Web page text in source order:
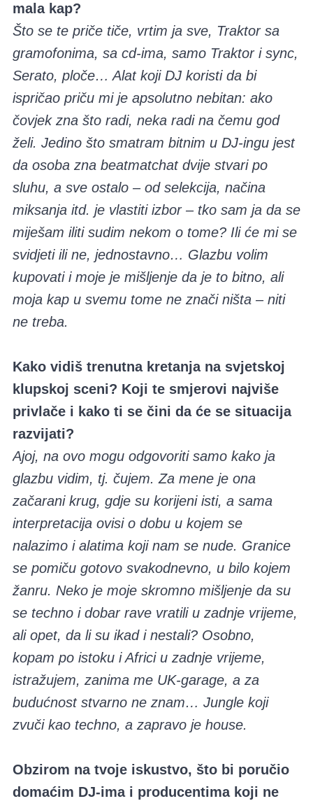
mala kap?
Što se te priče tiče, vrtim ja sve, Traktor sa
gramofonima, sa cd-ima, samo Traktor i sync,
Serato, ploče… Alat koji DJ koristi da bi
ispričao priču mi je apsolutno nebitan: ako
čovjek zna što radi, neka radi na čemu god
želi. Jedino što smatram bitnim u DJ-ingu jest
da osoba zna beatmatchat dvije stvari po
sluhu, a sve ostalo – od selekcija, načina
miksanja itd. je vlastiti izbor – tko sam ja da se
miješam iliti sudim nekom o tome? Ili će mi se
svidjeti ili ne, jednostavno… Glazbu volim
kupovati i moje je mišljenje da je to bitno, ali
moja kap u svemu tome ne znači ništa – niti
ne treba.
Kako vidiš trenutna kretanja na svjetskoj
klupskoj sceni? Koji te smjerovi najviše
privlače i kako ti se čini da će se situacija
razvijati?
Ajoj, na ovo mogu odgovoriti samo kako ja
glazbu vidim, tj. čujem. Za mene je ona
začarani krug, gdje su korijeni isti, a sama
interpretacija ovisi o dobu u kojem se
nalazimo i alatima koji nam se nude. Granice
se pomiču gotovo svakodnevno, u bilo kojem
žanru. Neko je moje skromno mišljenje da su
se techno i dobar rave vratili u zadnje vrijeme,
ali opet, da li su ikad i nestali? Osobno,
kopam po istoku i Africi u zadnje vrijeme,
istražujem, zanima me UK-garage, a za
budućnost stvarno ne znam… Jungle koji
zvuči kao techno, a zapravo je house.
Obzirom na tvoje iskustvo, što bi poručio
domaćim DJ-ima i producentima koji ne